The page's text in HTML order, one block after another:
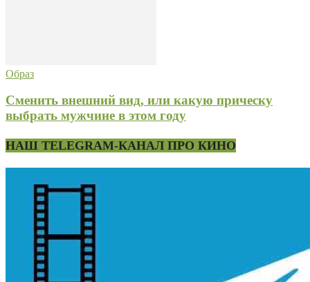
Образ
Сменить внешний вид, или какую прическу
выбрать мужчине в этом году
НАШ TELEGRAM-КАНАЛ ПРО КИНО